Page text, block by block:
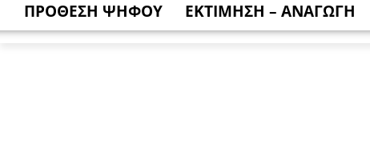
ΠΡΟΘΕΣΗ ΨΗΦΟΥ ΕΚΤΙΜΗΣΗ – ΑΝΑΓΩΓΗ